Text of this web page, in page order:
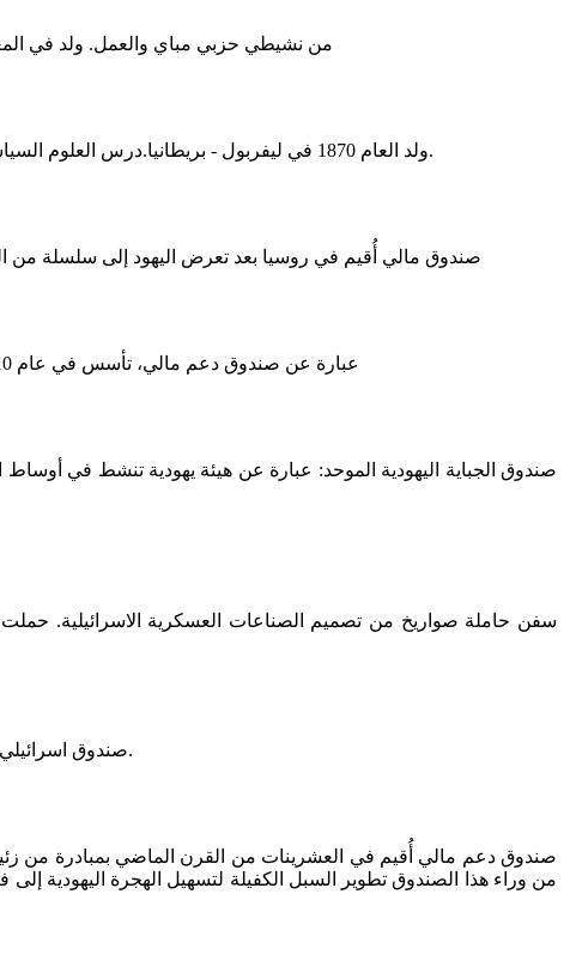
من نشيطي حزبي مباي والعمل. ولد في المغرب في عام 1931. وشارك في سلسلة من
ولد العام 1870 في ليفربول - بريطانيا.درس العلوم السياسية والاقتصاد في جامعة اوكسفورد. وهو سياسي بريطاني، يهودي الديانة.
صندوق مالي أُقيم في روسيا بعد تعرض اليهود إلى سلسلة
عبارة عن صندوق دعم مالي، تأسس في عام 1910 بمبادرة من مناحيم اوسيشكين في روسيا. وهدف هذا الصندوق توفير
صندوق الجباية اليهودية الموحد: عبارة عن هيئة يهودية تنشط في أوساط
سفن حاملة صواريخ من تصميم الصناعات العسكرية الاسرائيلية.
صندوق اسرائيلي يوفر جوائز مالية توزع في اسرائيل بهدف تشجيع العلم والفنون الانسانية.
صندوق دعم مالي أُقيم في العشرينات من القرن الماضي بمبادرة من
من وراء هذا الصندوق تطوير السبل الكفيلة لتسهيل الهجرة اليهودية